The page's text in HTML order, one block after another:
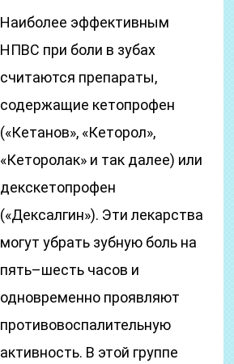
Наиболее эффективным
НПВС при боли в зубах
считаются препараты,
содержащие кетопрофен
(«Кетанов», «Кеторол»,
«Кеторолак» и так далее) или
декскетопрофен
(«Дексалгин»). Эти лекарства
могут убрать зубную боль на
пять–шесть часов и
одновременно проявляют
противовоспалительную
активность. В этой группе